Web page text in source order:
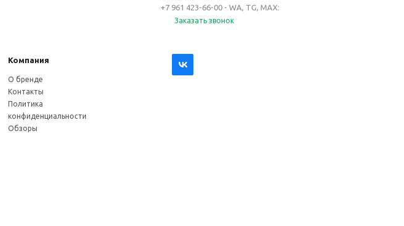
+7 961 423-66-00 - WA, TG, MAX:
Заказать звонок
Компания
О бренде
Контакты
Политика
конфиденциальности
Обзоры